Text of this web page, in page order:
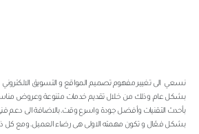
نسعي الى تغيير مفهوم تصميم المواقع و التسويق
بشكل عام، وذلك من خلال تقديم خدمات متنوعة وعروض
بأحدث التقنيات وأفضل جودة واسرع وقت، بالاضافة الى دعم
بشكل فعّال و تكون مهمته الاولى هى رضاء العميل، ومع كل